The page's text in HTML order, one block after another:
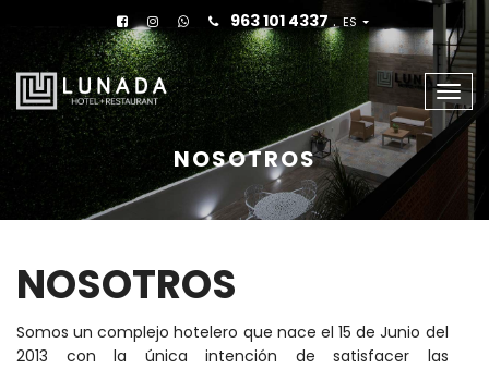
963 101 4337 . ES
Menú
NOSOTROS
NOSOTROS
Somos un complejo hotelero que nace el 15 de Junio del
2013 con la única intención de satisfacer las